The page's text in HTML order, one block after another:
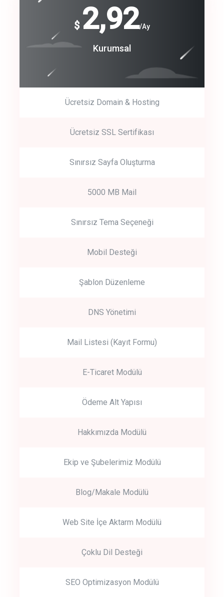
track energy costs
Get Started
Start by trying our service for 30 days free trial no credit card
$ 2,92/Ay
Kurumsal
Ücretsiz Domain & Hosting
Ücretsiz SSL Sertifikası
Sınırsız Sayfa Oluşturma
5000 MB Mail
Sınırsız Tema Seçeneği
Mobil Desteği
Şablon Düzenleme
DNS Yönetimi
Mail Listesi (Kayıt Formu)
E-Ticaret Modülü
Ödeme Alt Yapısı
Hakkımızda Modülü
Ekip ve Şubelerimiz Modülü
Blog/Makale Modülü
Web Site İçe Aktarm Modülü
Çoklu Dil Desteği
SEO Optimizasyon Modülü
$
240
Coroprate